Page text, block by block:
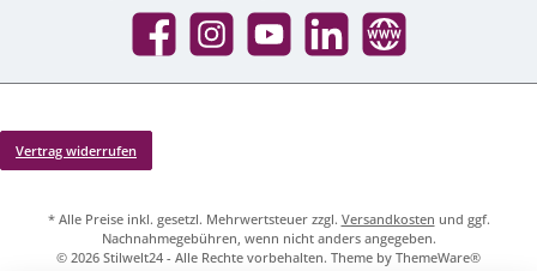
Facebook InstagramYouTube LinkedIn Website
Vertrag widerrufen
* Alle Preise inkl. gesetzl. Mehrwertsteuer zzgl. Versandkosten und ggf.
Nachnahmegebühren, wenn nicht anders angegeben.
© 2026 Stilwelt24 - Alle Rechte vorbehalten. Theme by ThemeWare®